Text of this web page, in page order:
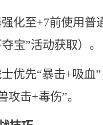
化至+7前使用普
宝”活动获取）。
优先“暴击+吸血
攻击+毒伤”。